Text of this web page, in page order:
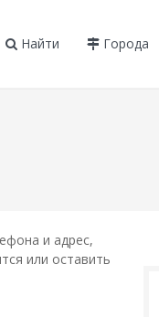
Найти Города
и адрес,
или оставить